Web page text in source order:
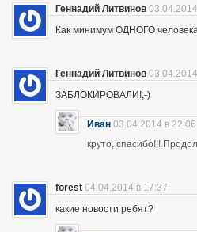
Геннадий Литвинов
Как минимум ОДНОГО человека
Геннадий Литвинов
ЗАБЛОКИРОВАЛИ!;-)
Иван 03.04.2014 в 22:06
круто, спасибо!!!
forest 04.04.2014 в 17:37
какие новости ребят?